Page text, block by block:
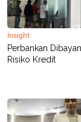
Insight
Perbankan
Risiko Kredit